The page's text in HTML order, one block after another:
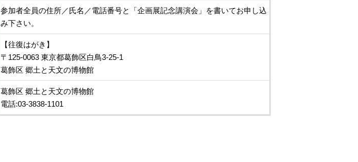
参加者全員の住所／氏名／電話番号と「企画展記念講演会」を書いてお申し込
み下さい。
【往復はがき】
〒125-0063 東京都葛飾区白鳥3-25-1
葛飾区 郷土と天文の博物館
葛飾区 郷土と天文の博物館
電話:03-3838-1101